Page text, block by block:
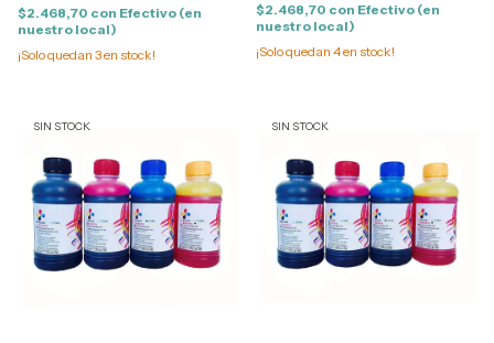
$2.468,70 con Efectivo (en
nuestro local)
¡Solo quedan 3en stock!
$2.468,70 con Efectivo (en
nuestro local)
¡Solo quedan 4en stock!
SIN STOCK SIN STOCK